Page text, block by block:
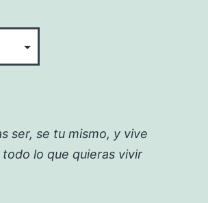
ser, se tu mismo, y vive
lo que quieras vivir